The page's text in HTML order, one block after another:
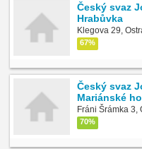
Český svaz
Hrabůvka
Klegova 29,
67%
Český svaz
Mariánské
Fráni Šrámka 3,
70%